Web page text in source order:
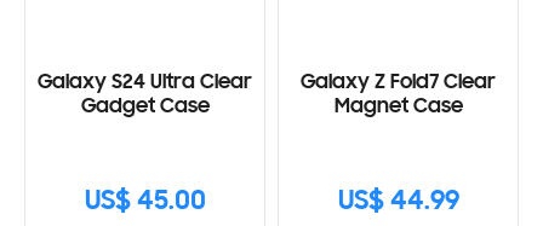
Galaxy S24 Ultra Clear
Gadget Case
US$ 45.00
Galaxy Z Fold7 Clear
Magnet Case
US$ 44.99